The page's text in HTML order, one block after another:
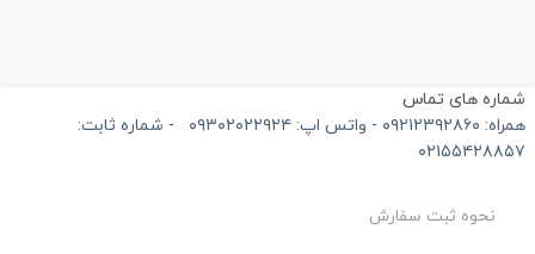
های تماس
- واتس اپ: ۰۹۳۰۲۰۲۲۹۲۴
-
شماره ثابت:
نحوه ثبت سفارش